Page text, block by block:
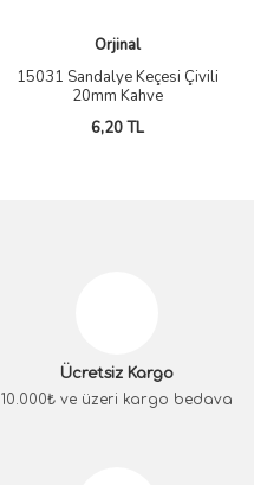
Orjinal
15031 Sandalye Keçesi Çivili
20mm Kahve
6,20 TL
Ücretsiz Kargo
10.000₺ ve üzeri kargo bedava